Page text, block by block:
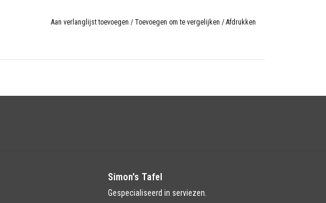
Aan verlanglijst toevoegen / Toevoegen om te vergelijken / Afdrukken
Simon's Tafel
Gespecialiseerd in serviezen.